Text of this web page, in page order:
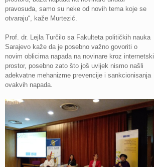
pravosuđa, samo su neke od novih tema koje se
otvaraju“, kaže Murtezić.
Prof. dr. Lejla Turčilo sa Fakulteta političkih nauka
Sarajevo kaže da je posebno važno govoriti o
novim oblicima napada na novinare kroz internetski
prostor, posebno zato što još uvijek nismo našli
adekvatne mehanizme prevencije i sankcionisanja
ovakvih napada.